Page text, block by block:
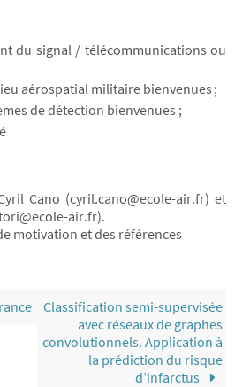
du signal / télécommunications ou
aérospatial militaire bienvenues ;
de détection bienvenues ;
Cano (cyril.cano@ecole-air.fr) et
air.fr).
motivation et des références
Classification semi-supervisée
avec réseaux de graphes
convolutionnels. Application à
la prédiction du risque
d’infarctus